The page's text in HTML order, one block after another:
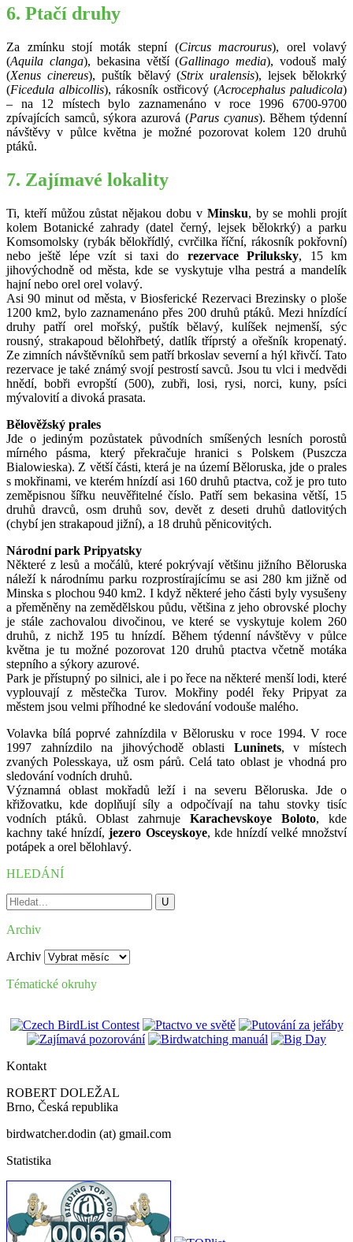
6. Ptačí druhy
Za zmínku stojí moták stepní (Circus macrourus), orel volavý
(Aquila clanga), bekasina větší (Gallinago media), vodouš malý
(Xenus cinereus), puštík bělavý (Strix uralensis), lejsek bělokrký
(Ficedula albicollis), rákosník ostřicový (Acrocephalus paludicola)
– na 12 místech bylo zaznamenáno v roce 1996 6700-9700
zpívajících samců, sýkora azurová (Parus cyanus). Během týdenní
návštěvy v půlce května je možné pozorovat kolem 120 druhů
ptáků.
7. Zajímavé lokality
Ti, kteří můžou zůstat nějakou dobu v Minsku, by se mohli projít
kolem Botanické zahrady (datel černý, lejsek bělokrký) a parku
Komsomolsky (rybák bělokřídlý, cvrčilka říční, rákosník pokřovní)
nebo ještě lépe vzít si taxi do rezervace Priluksky, 15 km
jihovýchodně od města, kde se vyskytuje vlha pestrá a mandelík
hajní nebo orel orel volavý.
Asi 90 minut od města, v Biosferické Rezervaci Brezinsky o ploše
1200 km2, bylo zaznamenáno přes 200 druhů ptáků. Mezi hnízdící
druhy patří orel mořský, puštík bělavý, kulíšek nejmenší, sýc
rousný, strakapoud bělohřbetý, datlík tříprstý a ořešník kropenatý.
Ze zimních návštěvníků sem patří brkoslav severní a hýl křivčí. Tato
rezervace je také známý svojí pestrostí savců. Jsou tu vlci i medvědi
hnědí, bobři evropští (500), zubři, losi, rysi, norci, kuny, psíci
mývalovití a divoká prasata.
Bělověžský prales
Jde o jediným pozůstatek původních smíšených lesních porostů
mírného pásma, který překračuje hranici s Polskem (Puszcza
Bialowieska). Z větší části, která je na území Běloruska, jde o prales
s mokřinami, ve kterém hnízdí asi 160 druhů ptactva, což je pro tuto
zeměpisnou šířku neuvěřitelné číslo. Patří sem bekasina větší, 15
druhů dravců, osm druhů sov, devět z deseti druhů datlovitých
(chybí jen strakapoud jižní), a 18 druhů pěnicovitých.
Národní park Pripyatsky
Některé z lesů a močálů, které pokrývají většinu jižního Běloruska
náleží k národnímu parku rozprostírajícímu se asi 280 km jižně od
Minska s plochou 940 km2. I když některé jeho části byly vysušeny
a přeměněny na zemědělskou půdu, většina z jeho obrovské plochy
je stále zachovalou divočinou, ve které se vyskytuje kolem 260
druhů, z nichž 195 tu hnízdí. Během týdenní návštěvy v půlce
května je tu možné pozorovat 120 druhů ptactva včetně motáka
stepního a sýkory azurové.
Park je přístupný po silnici, ale i po řece na některé menší lodi, které
vyplouvají z městečka Turov. Mokřiny podél řeky Pripyat za
městem jsou velmi příhodné ke sledování vodouše malého.
Volavka bílá poprvé zahnízdila v Bělorusku v roce 1994. V roce
1997 zahnízdilo na jihovýchodě oblasti Luninets, v místech
zvaných Polesskaya, už osm párů. Celá tato oblast je vhodná pro
sledování vodních druhů.
Významná oblast mokřadů leží i na severu Běloruska. Jde o
křižovatku, kde doplňují síly a odpočívají na tahu stovky tisíc
vodních ptáků. Oblast zahrnuje Karachevskoye Boloto, kde
kachny také hnízdí,jezero Osceyskoye, kde hnízdí velké množství
potápek a orel bělohlavý.
HLEDÁNÍ
Archiv
Archiv
Tématické okruhy
Kontakt
ROBERT DOLEŽAL
Brno, Česká republika
birdwatcher.dodin (at) gmail.com
Statistika